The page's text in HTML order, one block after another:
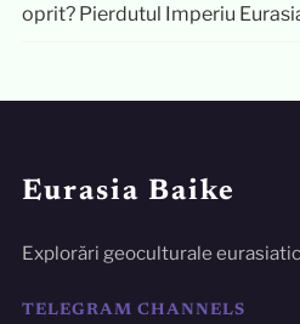
oprit? Pierdutul Imperiu
Eurasia Baike
Explorări geoculturale
TELEGRAM CHANNELS